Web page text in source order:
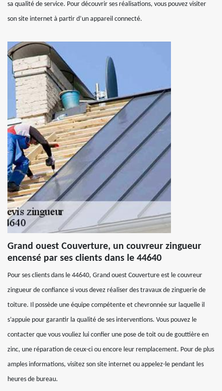
sa qualité de service. Pour découvrir ses réalisations, vous pouvez visiter
son site internet à partir d’un appareil connecté.
Grand ouest Couverture, un couvreur zingueur
encensé par ses clients dans le 44640
Pour ses clients dans le 44640, Grand ouest Couverture est le couvreur
zingueur de confiance si vous devez réaliser des travaux de zinguerie de
toiture. Il possède une équipe compétente et chevronnée sur laquelle il
s’appuie pour garantir la qualité de ses interventions. Vous pouvez le
contacter que vous vouliez lui confier une pose de toit ou de gouttière en
zinc, une réparation de ceux-ci ou encore leur remplacement. Pour de plus
amples informations, visitez son site internet ou appelez-le pendant les
heures de bureau.